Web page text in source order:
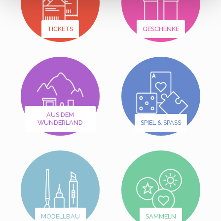
TICKETS GESCHENKE
AUS DEM
WUNDERLAND
SPIEL & SPASS
MODELLBAU SAMMELN